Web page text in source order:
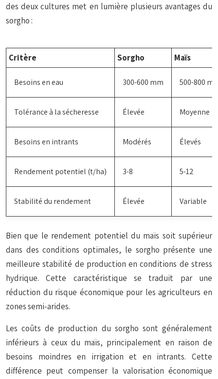
des deux cultures met en lumière plusieurs avantages du
sorgho :
Critère Sorgho Maïs
Besoins en eau 300-600 mm 500-800
Tolérance à la sécheresse Élevée Moyenne
Besoins en intrants Modérés Élevés
Rendement potentiel (t/ha) 3-8 5-12
Stabilité du rendement Élevée Variable
Bien que le rendement potentiel du maïs soit supérieur
dans des conditions optimales, le sorgho présente une
meilleure stabilité de production en conditions de stress
hydrique. Cette caractéristique se traduit par une
réduction du risque économique pour les agriculteurs en
zones semi-arides.
Les coûts de production du sorgho sont généralement
inférieurs à ceux du maïs, principalement en raison de
besoins moindres en irrigation et en intrants. Cette
différence peut compenser la valorisation économique